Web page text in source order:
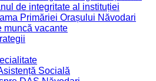
de integritate al instituției
Primăriei Orașului Năvodari
muncă vacante
Socială